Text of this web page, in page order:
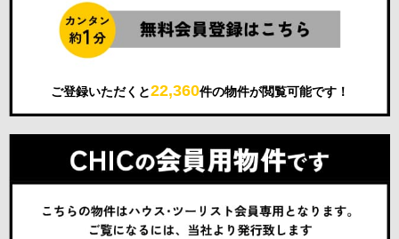
ご登録いただくと22,360件の物件が閲覧可能です！